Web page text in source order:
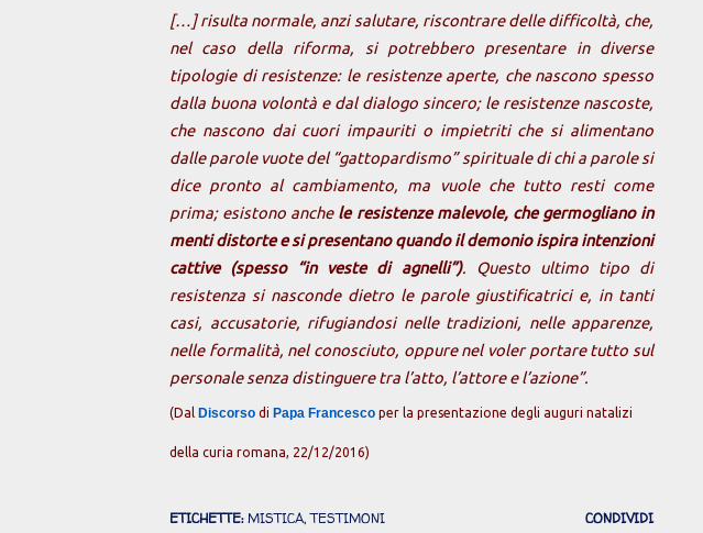
[…] risulta normale, anzi salutare, riscontrare delle difficoltà, che,
nel caso della riforma, si potrebbero presentare in diverse
tipologie di resistenze: le resistenze aperte, che nascono spesso
dalla buona volontà e dal dialogo sincero; le resistenze nascoste,
che nascono dai cuori impauriti o impietriti che si alimentano
dalle parole vuote del “gattopardismo” spirituale di chi a parole si
dice pronto al cambiamento, ma vuole che tutto resti come
prima; esistono anche le resistenze malevole, che germogliano in
menti distorte e si presentano quando il demonio ispira intenzioni
cattive (spesso “in veste di agnelli”). Questo ultimo tipo di
resistenza si nasconde dietro le parole giustificatrici e, in tanti
casi, accusatorie, rifugiandosi nelle tradizioni, nelle apparenze,
nelle formalità, nel conosciuto, oppure nel voler portare tutto sul
personale senza distinguere tra l’atto, l’attore e l’azione”.
(Dal Discorso di Papa Francesco per la presentazione degli auguri natalizi
della curia romana, 22/12/2016)
ETICHETTE: MISTICA TESTIMONI CONDIVIDI